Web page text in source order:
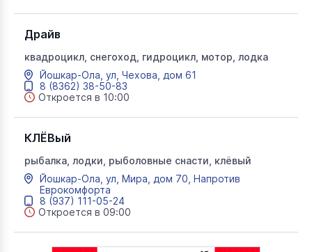
Драйв
квадроцикл, снегоход, гидроцикл, мотор, лодка
Йошкар-Ола, ул, Чехова, дом 61
8 (8362) 38-50-83
Откроется в 10:00
КЛЁВый
рыбалка, лодки, рыболовные снасти, клёвый
Йошкар-Ола, ул, Мира, дом 70, Напротив
Еврокомфорта
8 (937) 111-05-24
Откроется в 09:00